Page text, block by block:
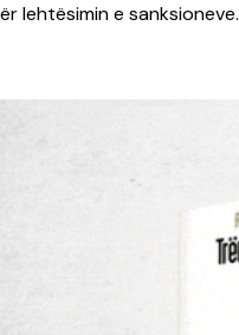
lehtësimin e sanksioneve.